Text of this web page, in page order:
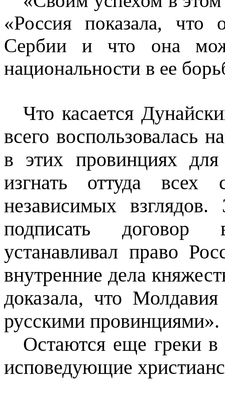
«Россия показала, что
Сербии и что она
национальности в ее
Что касается
всего воспользовалась
в этих провинциях
изгнать оттуда всех
независимых взглядов.
подписать договор
устанавливал право
внутренние дела
доказала, что
русскими провинциями».
Остаются еще греки
исповедующие